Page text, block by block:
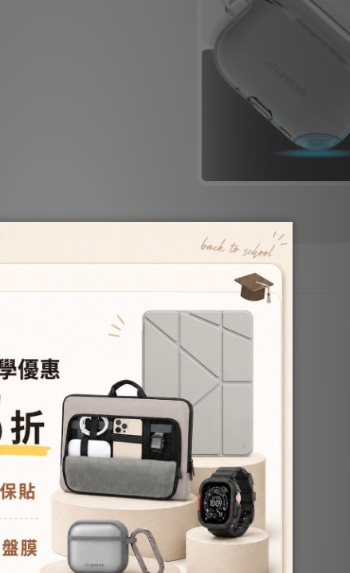
Edge Solid(防汙) Gleam(珠光)
AIRY(晶透)